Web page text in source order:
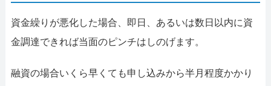
資金繰りが悪化した場合、即日、あるいは数日以内に資
金調達できれば当面のピンチはしのげます。
融資の場合いくら早くても申し込みから半月程度かかり